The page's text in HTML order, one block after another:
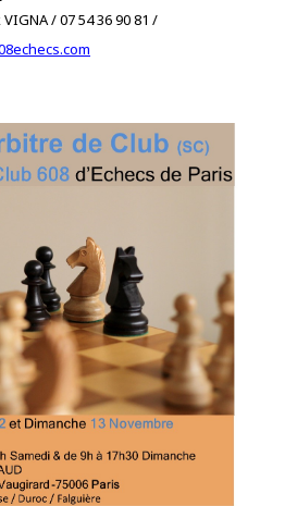
VIGNA /07 54 36 90 81 /